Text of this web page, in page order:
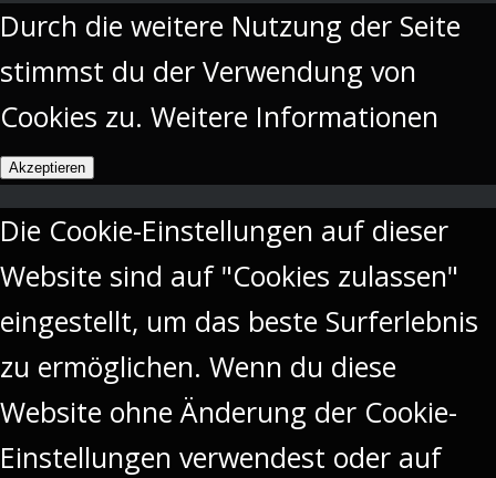
Durch die weitere Nutzung der Seite
stimmst du der Verwendung von
Cookies zu. Weitere Informationen
Akzeptieren
Die Cookie-Einstellungen auf dieser
Website sind auf "Cookies zulassen"
eingestellt, um das beste Surferlebnis
zu ermöglichen. Wenn du diese
Website ohne Änderung der Cookie-
Einstellungen verwendest oder auf